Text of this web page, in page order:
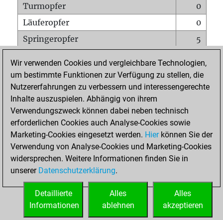
Turmopfer
0
Läuferopfer
0
Springeropfer
5
Matt auf vollem Brett
0
Bauer setzt Matt
0
Erstickte Matts
Unterverwandlungen
Türme auf der siebten
0
STARTSEITE
Wir verwenden Cookies und vergleichbare Technologien,
um bestimmte Funktionen zur Verfügung zu stellen, die
Nutzererfahrungen zu verbessern und interessengerechte
Inhalte auszuspielen. Abhängig von ihrem
Verwendungszweck können dabei neben technisch
erforderlichen Cookies auch Analyse-Cookies sowie
Marketing-Cookies eingesetzt werden. Hierkönnen Sie der
Verwendung von Analyse-Cookies und Marketing-Cookies
widersprechen. Weitere Informationen finden Sie in
unserer Datenschutzerklärung.
Alles
akzeptieren
Alles
ablehnen
Detaillierte
Informationen